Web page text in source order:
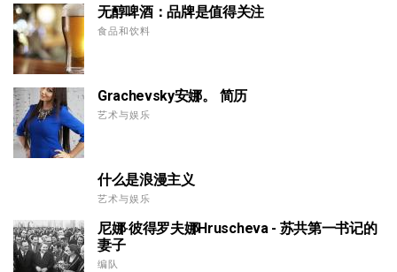
无醇啤酒：品牌是值得关注
食品和饮料
Grachevsky安娜。 简历
艺术与娱乐
什么是浪漫主义
艺术与娱乐
尼娜·彼得罗夫娜Hruscheva - 苏共第一书记的
妻子
编队